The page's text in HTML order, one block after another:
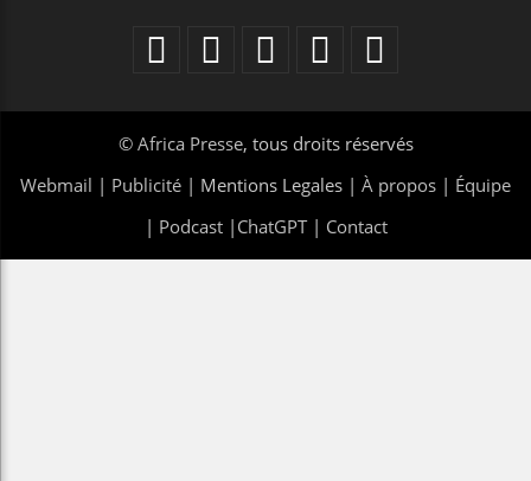
© Africa Presse, tous droits réservés
Webmail | Publicité | Mentions Legales | À propos | Équipe
| Podcast| ChatGPT| Contact